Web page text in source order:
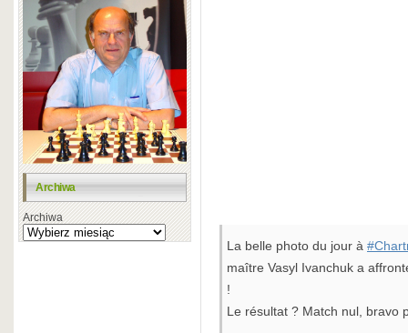
Archiwa
Archiwa
La belle photo du jour à
maître Vasyl Ivanchuk a
!
Le résultat ? Match nul, bravo